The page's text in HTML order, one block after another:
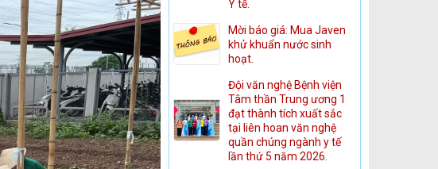
Y tế.
Mời báo giá: Mua Javen
khử khuẩn nước sinh
hoạt.
Đội văn nghệ Bệnh viện
Tâm thần Trung ương 1
đạt thành tích xuất sắc
tại liên hoan văn nghệ
quần chúng ngành y tế
lần thứ 5 năm 2026.